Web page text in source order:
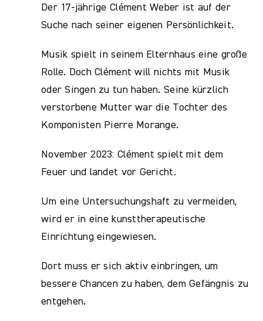
Der 17-jährige Clément Weber ist auf der
Suche nach seiner eigenen Persönlichkeit.
Musik spielt in seinem Elternhaus eine große
Rolle. Doch Clément will nichts mit Musik
oder Singen zu tun haben. Seine kürzlich
verstorbene Mutter war die Tochter des
Komponisten Pierre Morange.
November 2023: Clément spielt mit dem
Feuer und landet vor Gericht.
Um eine Untersuchungshaft zu vermeiden,
wird er in eine kunsttherapeutische
Einrichtung eingewiesen.
Dort muss er sich aktiv einbringen, um
bessere Chancen zu haben, dem Gefängnis zu
entgehen.